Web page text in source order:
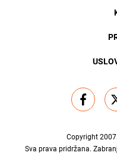
Copyright
Sva prava pridržana.